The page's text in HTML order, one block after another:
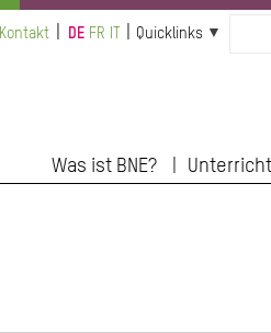
Kontakt DE FR Quicklinks
Was ist BNE? Unterricht